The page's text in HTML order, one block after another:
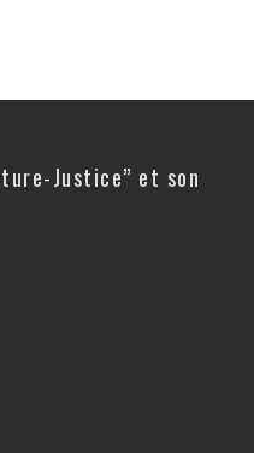
Justice” et son